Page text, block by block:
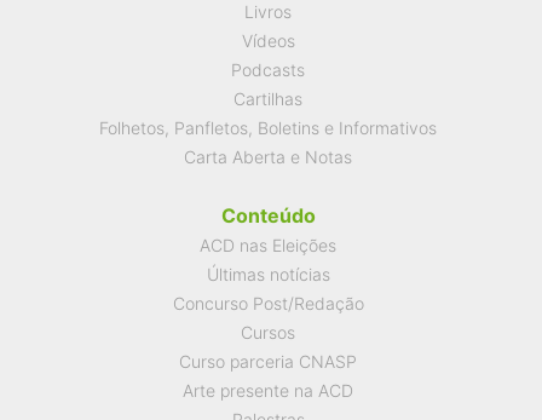
Livros
Vídeos
Podcasts
Cartilhas
Folhetos, Panfletos, Boletins e Informativos
Carta Aberta e Notas
Conteúdo
ACD nas Eleições
Últimas notícias
Concurso Post/Redação
Cursos
Curso parceria CNASP
Arte presente na ACD